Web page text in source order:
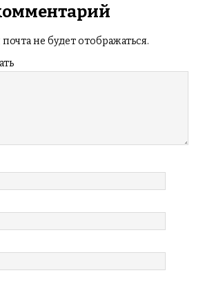
не будет отображаться.